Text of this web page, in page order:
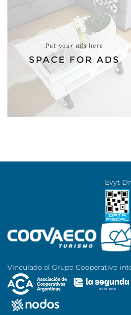
Evyt
Vinculado al Grupo Cooperativo